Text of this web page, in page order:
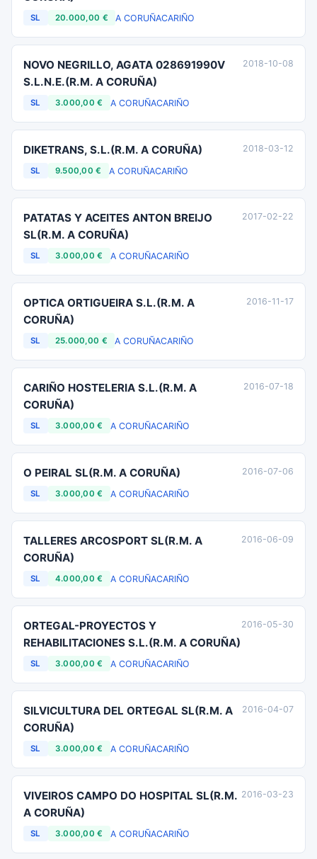
SL 20.000,00 € A CORUÑACARIÑO
NOVO NEGRILLO, AGATA 028691990V
S.L.N.E.(R.M. A CORUÑA)
SL 3.000,00 € A CORUÑACARIÑO
2018-10-08
DIKETRANS, S.L.(R.M. A CORUÑA)
SL 9.500,00 € A CORUÑACARIÑO
2018-03-12
PATATAS Y ACEITES ANTON BREIJO
SL(R.M. A CORUÑA)
SL 3.000,00 € A CORUÑACARIÑO
2017-02-22
OPTICA ORTIGUEIRA S.L.(R.M. A
CORUÑA)
SL 25.000,00 € A CORUÑACARIÑO
2016-11-17
CARIÑO HOSTELERIA S.L.(R.M. A
CORUÑA)
SL 3.000,00 € A CORUÑACARIÑO
2016-07-18
O PEIRAL SL(R.M. A CORUÑA)
SL 3.000,00 € A CORUÑACARIÑO
2016-07-06
TALLERES ARCOSPORT SL(R.M. A
CORUÑA)
SL 4.000,00 € A CORUÑACARIÑO
2016-06-09
ORTEGAL-PROYECTOS Y
REHABILITACIONES S.L.(R.M. A CORUÑA)
SL 3.000,00 € A CORUÑACARIÑO
2016-05-30
SILVICULTURA DEL ORTEGAL SL(R.M. A
CORUÑA)
SL 3.000,00 € A CORUÑACARIÑO
2016-04-07
VIVEIROS CAMPO DO HOSPITAL SL(R.M.
A CORUÑA)
SL 3.000,00 € A CORUÑACARIÑO
2016-03-23